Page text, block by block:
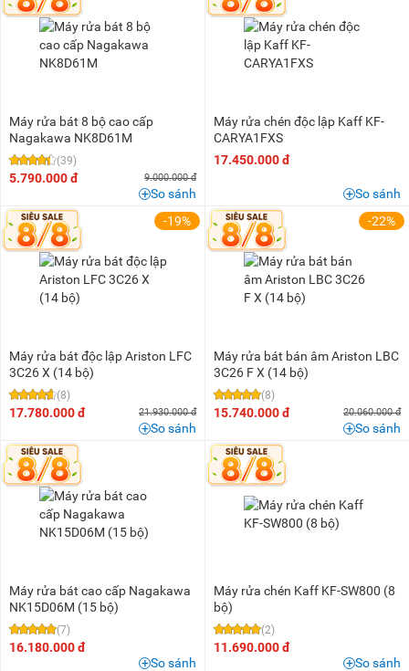
8 triệu - 10 triệu (17)
10 triệu - 15 triệu
25 triệu - 30 triệu (12)
30 triệu - 40 triệu
(9)
50 triệu - 100 triệu
Trên 200 triệu
Máy rửa bát 8 bộ cao cấp
Nagakawa NK8D61M
(39)
5.790.000 đ 9.000.000 đ
So sánh
Máy rửa chén độc lập Kaff KF-
CARYA1FXS
17.450.000 đ
So sánh
-19%
Máy rửa bát độc lập Ariston LFC
3C26 X (14 bộ)
(8)
17.780.000 đ 21.930.000 đ
So sánh
-22%
Máy rửa bát bán âm Ariston LBC
3C26 F X (14 bộ)
(8)
15.740.000 đ 20.060.000 đ
So sánh
Máy rửa bát cao cấp Nagakawa
NK15D06M (15 bộ)
(7)
16.180.000 đ
So sánh
Máy rửa chén Kaff KF-SW800 (8
bộ)
(2)
11.690.000 đ
So sánh